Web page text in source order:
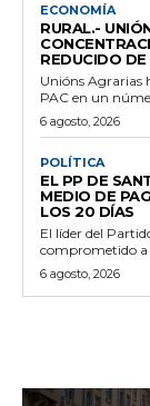
ECONOMÍA
RURAL.-
REDUCIDO
Unións Agrarias
PAC en un
6 agosto, 2026
POLÍTICA
EL PP DE
MEDIO DE
LOS 20 DÍAS
El líder del
comprometido a
6 agosto, 2026